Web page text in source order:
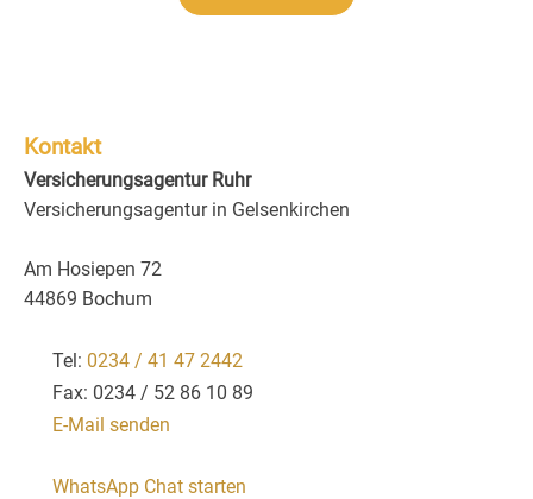
Kontakt
Versicherungsagentur Ruhr
Versicherungsagentur in Gelsenkirchen
Am Hosiepen 72
44869 Bochum
Tel: 0234 / 41 47 2442
Fax: 0234 / 52 86 10 89
E-Mail senden
WhatsApp Chat starten